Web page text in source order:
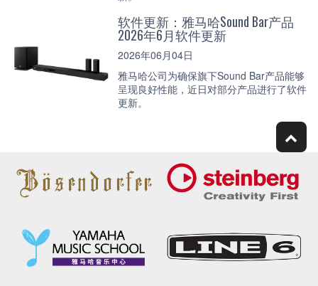
软件更新：雅马哈Sound Bar产品
2026年6月软件更新
2026年06月04日
雅马哈公司为确保旗下Sound Bar产品能够
呈现良好性能，近日对部分产品进行了软件
更新。